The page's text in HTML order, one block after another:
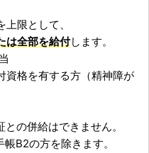
限として、
は全部を給付します。
資格を有する方（精神障が
の併給はできません。
B2の方を除きます。